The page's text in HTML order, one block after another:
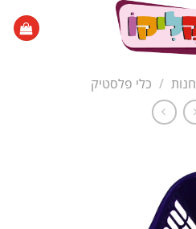
חנות / כלי פלסטיק